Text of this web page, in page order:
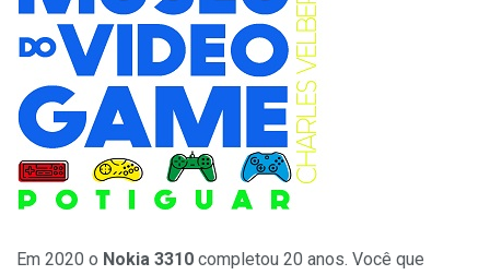
Em 2020 o Nokia 3310 completou 20 anos. Você que